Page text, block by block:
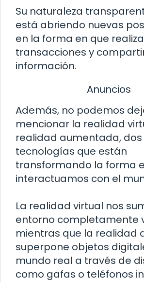
Su naturaleza
está abriendo nuevas
en la forma en que
transacciones y
información.
Anuncios
Además, no podemos
mencionar la realidad
realidad aumentada, dos
tecnologías que están
transformando la forma
interactuamos con el
La realidad virtual nos
entorno completamente
mientras que la realidad
superpone objetos
mundo real a través de
como gafas o teléfonos